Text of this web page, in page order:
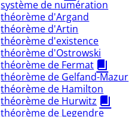
système de numération
théorème d'Argand
théorème d'Artin
théorème d'existence
théorème d'Ostrowski
théorème de Fermat
théorème de Gelfand-Mazur
théorème de Hamilton
théorème de Hurwitz
théorème de Legendre